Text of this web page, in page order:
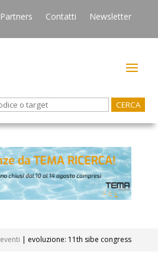
Partners Contatti Newsletter
eventi | evoluzione: 11th sibe congress